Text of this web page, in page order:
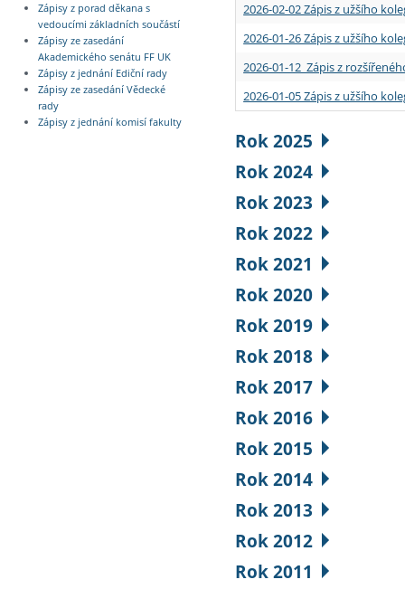
Zápisy z porad děkana s
vedoucími základních součástí
Zápisy ze zasedání
Akademického senátu FF UK
Zápisy z jednání Ediční rady
Zápisy ze zasedání Vědecké
rady
Zápisy z jednání komisí fakulty
2026-02-02 Zápis z užšího
2026-01-26 Zápis z užšího
2026-01-12 Zápis z
2026-01-05 Zápis z užšího
Rok 2025
Rok 2024
Rok 2023
Rok 2022
Rok 2021
Rok 2020
Rok 2019
Rok 2018
Rok 2017
Rok 2016
Rok 2015
Rok 2014
Rok 2013
Rok 2012
Rok 2011